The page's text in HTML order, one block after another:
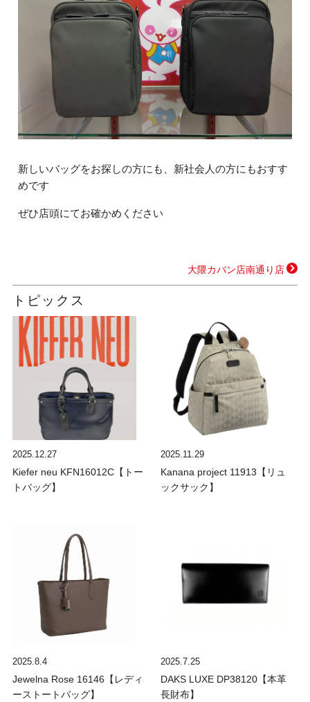
新しいバッグをお探しの方にも、新社会人の方にもおすす
めです
ぜひ店頭にてお確かめください
大隈カバン店南通り店
トピックス
2025.12.27
Kiefer neu KFN16012C【トー
トバッグ】
2025.11.29
Kanana project 11913【リュ
ックサック】
2025.8.4
Jewelna Rose 16146【レディ
ーストートバッグ】
2025.7.25
DAKS LUXE DP38120【本革
長財布】